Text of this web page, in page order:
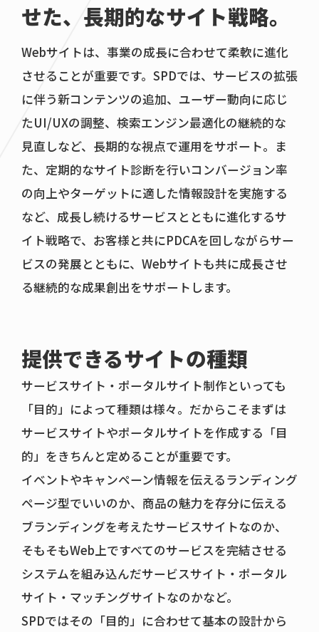
せた、 長期的なサイト戦略。
Webサイトは、事業の成長に合わせて柔軟に進化
させることが重要です。SPDでは、サービスの拡張
に伴う新コンテンツの追加、ユーザー動向に応じ
たUI/UXの調整、検索エンジン最適化の継続的な
見直しなど、長期的な視点で運用をサポート。ま
た、定期的なサイト診断を行いコンバージョン率
の向上やターゲットに適した情報設計を実施する
など、成長し続けるサービスとともに進化するサ
イト戦略で、お客様と共にPDCAを回しながらサー
ビスの発展とともに、Webサイトも共に成長させ
る継続的な成果創出をサポートします。
提供できるサイトの種類
サービスサイト・ポータルサイト制作といっても
「目的」によって種類は様々。だからこそまずは
サービスサイトやポータルサイトを作成する「目
的」をきちんと定めることが重要です。
イベントやキャンペーン情報を伝えるランディング
ページ型でいいのか、商品の魅力を存分に伝える
ブランディングを考えたサービスサイトなのか、
そもそもWeb上ですべてのサービスを完結させる
システムを組み込んだサービスサイト・ポータル
サイト・マッチングサイトなのかなど。
SPDではその「目的」に合わせて基本の設計から